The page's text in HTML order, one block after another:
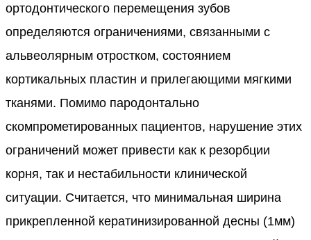
ортодонтического перемещения зубов
определяются ограничениями, связанными с
альвеолярным отростком, состоянием
кортикальных пластин и прилегающими мягкими
тканями. Помимо пародонтально
скомпрометированных пациентов, нарушение этих
ограничений может привести как к резорбции
корня, так и нестабильности клинической
ситуации. Считается, что минимальная ширина
прикрепленной кератинизированной десны (1мм)